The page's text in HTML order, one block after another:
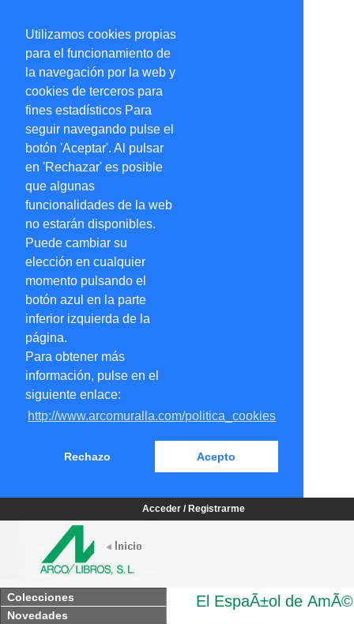
Utilizamos cookies propias
para el funcionamiento de
la navegación por la web y
cookies de terceros para
fines estadísticos Para
seguir navegando pulse el
botón 'Aceptar'. Al pulsar
en 'Rechazar' es posible
que algunas
funcionalidades de la web
no estarán disponibles.
Puede cambiar su
elección en cualquier
momento pulsando el
botón azul en la parte
inferior izquierda de la
página.
Para obtener más
información, pulse en el
siguiente enlace:
http://www.arcomuralla.com/politica_cookies
Rechazo Acepto
Acceder / Registrarme
Colecciones
Novedades
El EspaÃ±ol de